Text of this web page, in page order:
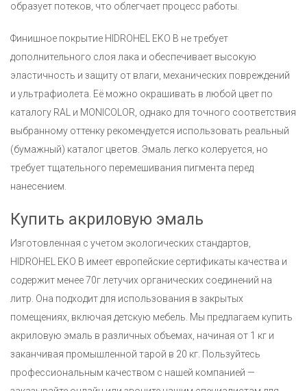
образует потеков, что облегчает процесс работы.
Финишное покрытие HIDROHEL EKO B не требует
дополнительного слоя лака и обеспечивает высокую
эластичность и защиту от влаги, механических повреждений
и ультрафиолета. Её можно окрашивать в любой цвет по
каталогу RAL и MONICOLOR, однако для точного соответствия
выбранному оттенку рекомендуется использовать реальный
(бумажный) каталог цветов. Эмаль легко колеруется, но
требует тщательного перемешивания пигмента перед
нанесением.
Купить акриловую эмаль
Изготовленная с учетом экологических стандартов,
HIDROHEL EKO B имеет европейские сертификаты качества и
содержит менее 70г летучих органических соединений на
литр. Она подходит для использования в закрытых
помещениях, включая детскую мебель. Мы предлагаем купить
акриловую эмаль в различных объемах, начиная от 1 кг и
заканчивая промышленной тарой в 20 кг. Пользуйтесь
профессиональным качеством с нашей компанией —